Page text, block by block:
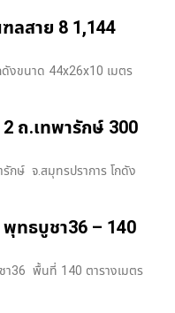
ลสาย 8 1,144
งขนาด 44x26x10 เมตร
2 ถ.เทพารักษ์ 300
รักษ์ จ.สมุทรปราการ โกดัง
พุทธบูชา36 – 140
า36 พื้นที่ 140 ตารางเมตร